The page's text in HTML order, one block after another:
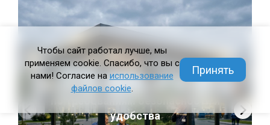
Как организовать место для курения
удобства
Чтобы сайт работал лучше, мы
применяем cookie. Спасибо, что вы с
нами! Согласие на использование
файлов cookie.
Принять